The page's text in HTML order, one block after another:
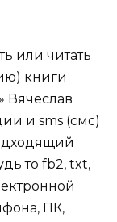
или читать
книги
Вячеслав
и sms (смс)
то fb2, txt,
ПК,